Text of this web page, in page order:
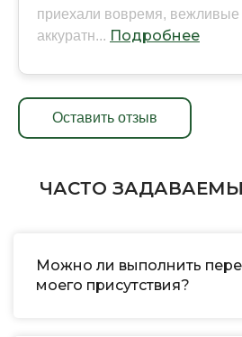
приехали вовремя, вежливые
аккуратн... Подробнее
Оставить отзыв
ЧАСТО
Можно ли выполнить
моего присутствия?